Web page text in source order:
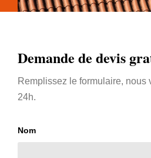
Demande de devis
Remplissez le formulaire, nous
24h.
Nom